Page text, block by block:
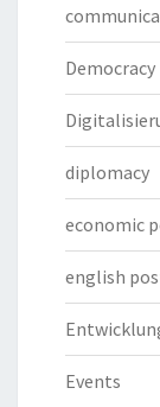
Democracy
diplomacy
economic
english
Events